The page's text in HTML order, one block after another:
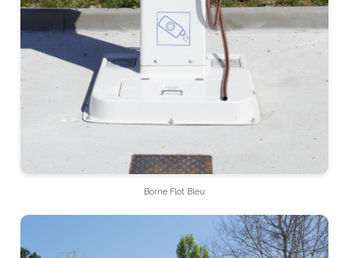
Borne Flot Bleu